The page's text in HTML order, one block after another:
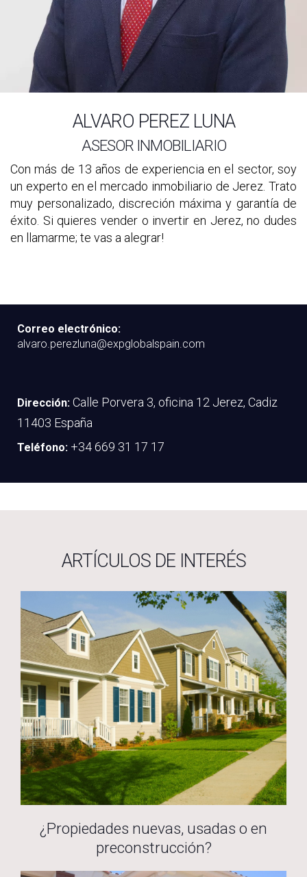
ALVARO PEREZ LUNA
ASESOR INMOBILIARIO
Con más de 13 años de experiencia en el sector, soy
un experto en el mercado inmobiliario de Jerez. Trato
muy personalizado, discreción máxima y garantía de
éxito. Si quieres vender o invertir en Jerez, no dudes
en llamarme; te vas a alegrar!
Correo electrónico:
alvaro.perezluna@expglobalspain.com
Dirección: Calle Porvera 3, oficina 12 Jerez, Cadiz
11403 España
Teléfono: +34 669 31 17 17
ARTÍCULOS DE INTERÉS
¿Propiedades nuevas, usadas o en
preconstrucción?